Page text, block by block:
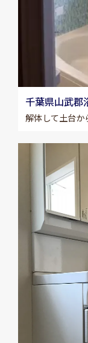
千葉県山武郡
解体して土台か